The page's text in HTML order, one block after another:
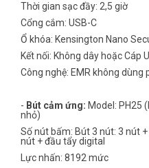
Thời gian sạc đầy: 2,5 giờ
Cổng cắm: USB-C
Ổ khóa: Kensington Nano
Kết nối: Không dây hoặc Cáp
Công nghệ: EMR không dùng
- Bút cảm ứng: Model: PH25
nhỏ)
Số nút bấm: Bút 3 nút: 3 nút
nút + đầu tẩy digital
Lực nhấn: 8192 mức